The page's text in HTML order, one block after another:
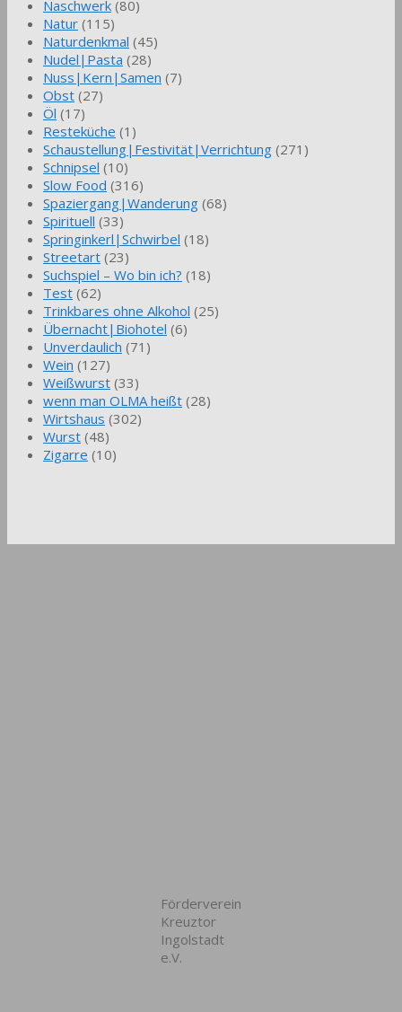
Naschwerk (80)
Natur (115)
Naturdenkmal (45)
Nudel|Pasta (28)
Nuss|Kern|Samen (7)
Obst (27)
Öl (17)
Resteküche (1)
Schaustellung|Festivität|Verrichtung (271)
Schnipsel (10)
Slow Food (316)
Spaziergang|Wanderung (68)
Spirituell (33)
Springinkerl|Schwirbel (18)
Streetart (23)
Suchspiel – Wo bin ich? (18)
Test (62)
Trinkbares ohne Alkohol (25)
Übernacht|Biohotel (6)
Unverdaulich (71)
Wein (127)
Weißwurst (33)
wenn man OLMA heißt (28)
Wirtshaus (302)
Wurst (48)
Zigarre (10)
Förderverein
Kreuztor
Ingolstadt
e.V.